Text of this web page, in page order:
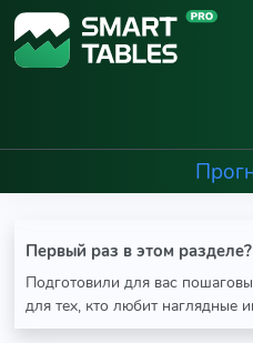
Первый раз в этом разделе?
Подготовили для вас
для тех, кто любит наглядные